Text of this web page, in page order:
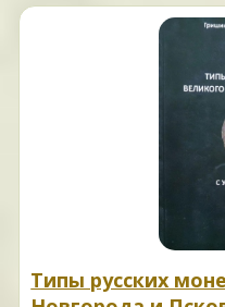
Типы русских